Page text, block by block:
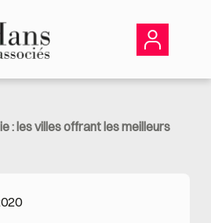
: les villes offrant les meilleurs